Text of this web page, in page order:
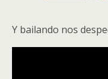
Y bailando nos